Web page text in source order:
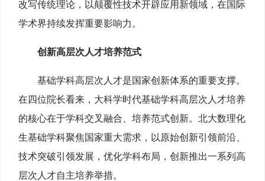
改写传统理论，以颠覆性技术开辟应用新领域，在国际
学术界持续发挥重要影响力。
创新高层次人才培养范式
基础学科高层次人才是国家创新体系的重要支撑。
在四位院长看来，大科学时代基础学科高层次人才培养
的核心在于‌学科交叉融合、培养范式创新。北大数理化
生基础学科聚焦国家重大需求，以原始创新引领前沿、
技术突破引领发展，优化学科布局，创新推出一系列高
层次人才自主培养举措。